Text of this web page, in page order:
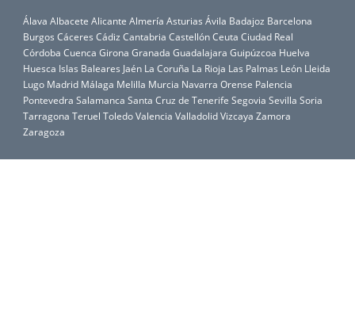
Álava Albacete Alicante Almería Asturias Ávila Badajoz Barcelona
Burgos Cáceres Cádiz Cantabria CastellónCeuta Ciudad Real
Córdoba Cuenca Girona Granada Guadalajara Guipúzcoa Huelva
Huesca Islas Baleares Jaén La Coruña La Rioja Las Palmas León Lleida
Lugo Madrid Málaga Melilla Murcia Navarra Orense Palencia
Pontevedra Salamanca Santa Cruz de Tenerife Segovia Sevilla Soria
Tarragona Teruel ToledoValencia ValladolidVizcaya Zamora
Zaragoza